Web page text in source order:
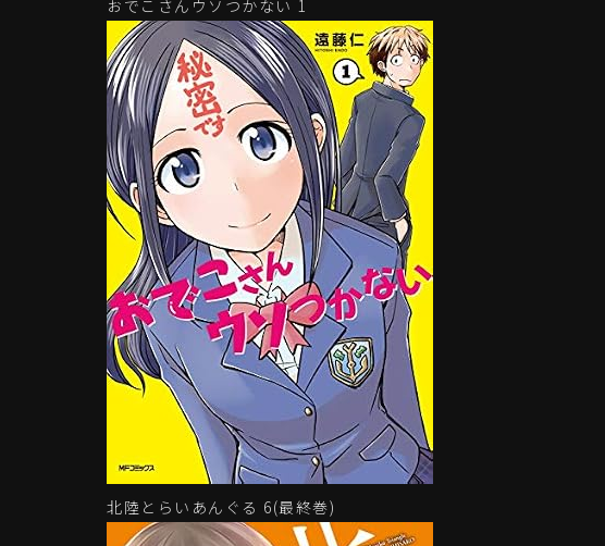
おでこさんウソつかない 1
北陸とらいあんぐる 6(最終巻)